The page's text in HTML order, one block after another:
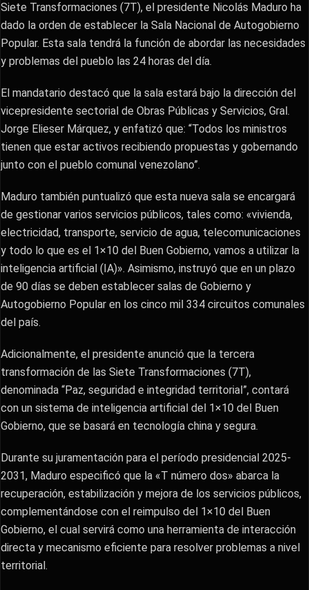
Siete Transformaciones (7T), el presidente Nicolás Maduro ha
dado la orden de establecer la Sala Nacional de Autogobierno
Popular. Esta sala tendrá la función de abordar las necesidades
y problemas del pueblo las 24 horas del día.
El mandatario destacó que la sala estará bajo la dirección del
vicepresidente sectorial de Obras Públicas y Servicios, Gral.
Jorge Elieser Márquez, y enfatizó que: “Todos los ministros
tienen que estar activos recibiendo propuestas y gobernando
junto con el pueblo comunal venezolano”.
Maduro también puntualizó que esta nueva sala se encargará
de gestionar varios servicios públicos, tales como: «vivienda,
electricidad, transporte, servicio de agua, telecomunicaciones
y todo lo que es el 1×10 del Buen Gobierno, vamos a utilizar la
inteligencia artificial (IA)». Asimismo, instruyó que en un plazo
de 90 días se deben establecer salas de Gobierno y
Autogobierno Popular en los cinco mil 334 circuitos comunales
del país.
Adicionalmente, el presidente anunció que la tercera
transformación de las Siete Transformaciones (7T),
denominada “Paz, seguridad e integridad territorial”, contará
con un sistema de inteligencia artificial del 1×10 del Buen
Gobierno, que se basará en tecnología china y segura.
Durante su juramentación para el período presidencial 2025-
2031, Maduro especificó que la «T número dos» abarca la
recuperación, estabilización y mejora de los servicios públicos,
complementándose con el reimpulso del 1×10 del Buen
Gobierno, el cual servirá como una herramienta de interacción
directa y mecanismo eficiente para resolver problemas a nivel
territorial.